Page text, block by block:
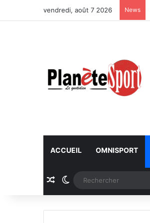
vendredi, août 7 2026 News
ACCUEIL OMNISPORT
Article Aléatoire
Switch skin